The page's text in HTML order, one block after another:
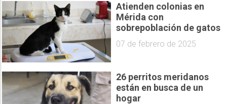
Atienden colonias en
Mérida con
sobrepoblación de gatos
07 de febrero de 2025
26 perritos meridanos
están en busca de un
hogar